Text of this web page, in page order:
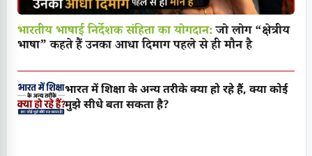
भारतीय भाषाई निर्देशक संहिता का योगदान:जो लोग “क्षेत्रीय
भाषा” कहते हैं उनका आधा दिमाग पहले से ही मौन है
भारत में शिक्षा के अन्य तरीके क्या हो रहे हैं, क्या कोई
मुझे सीधे बता सकता है?